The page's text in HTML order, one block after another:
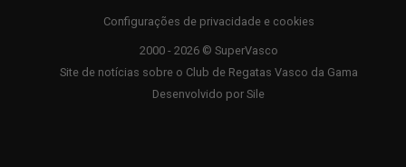
Configurações de privacidade e cookies
2000 - 2026 © SuperVasco
Site de notícias sobre o Club de Regatas Vasco da Gama
Desenvolvido por Sile